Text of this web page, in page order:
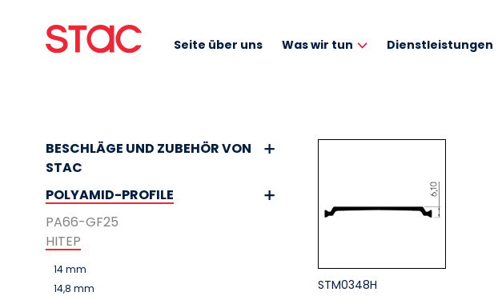
Seite über uns Was wir tun Dienstleistungen
BESCHLÄGE UND ZUBEHÖR VON
STAC
POLYAMID-PROFILE
PA66-GF25
HITEP
14 mm
14,8 mm
STM0348H